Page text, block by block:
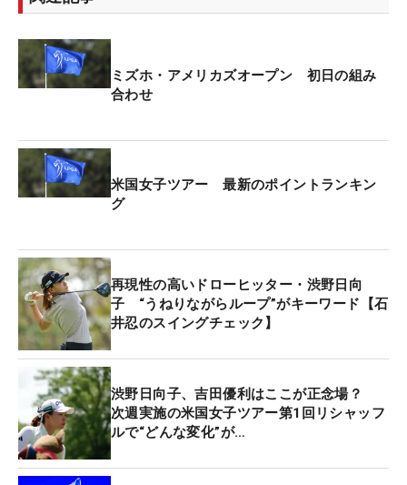
通過した2試合や先週の初日は振り切れていた。も
のいくショットの回数も徐々に増えてきている。
今週のコースからはニューヨーク・マンハッタンの
は雨が降ったり止んだりの気まぐれな天気だった
が、晴れれば14番パー3や最終18番からは自由の女
神がかなりくっきりと見えるロケーションだ。
「きのう（火曜）インを回ってすごくいい景色のホ
ールがあって“うおーっ”って思った。なかなか見ら
れる景色ではないから、見られる余裕を持てればい
いな」。景観美を楽しみながら、フェアウェイやグ
リーンがアンジュレーションに富み「リンクスっぽ
いイメージがある」というコースを攻略していく。
今大会では全米ジュニアゴルフ協会（AJGA）との
取り組みにより、決勝ラウンドでジュニアとプロが
同組でプレーする。「ジュニアの子たちにはすっご
ミズホ・アメリカズオープン 初日の組み
合わせ
米国女子ツアー 最新のポイントランキン
グ
再現性の高いドローヒッター・渋野日向
子 “うねりながらループ”がキーワード【石
井忍のスイングチェック】
渋野日向子、吉田優利はここが正念場？
次週実施の米国女子ツアー第1回リシャッフ
ルで“どんな変化”が…